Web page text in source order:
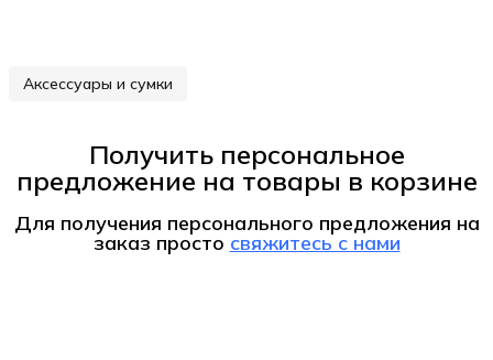
Аксессуары и сумки
Получить персональное
предложение на товары в корзине
Для получения персонального предложения на
заказ просто свяжитесь с нами